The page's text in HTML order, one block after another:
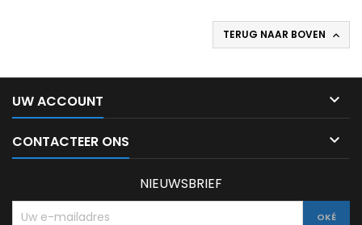
TERUG NAAR BOVEN 
UW ACCOUNT 
CONTACTEER ONS 
NIEUWSBRIEF